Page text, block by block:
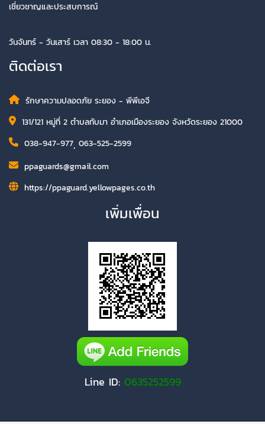
เชี่ยวชาญและประสบการณ์
วันจันทร์ - วันเสาร์ เวลา 08:30 - 18:00 น.
ติดต่อเรา
รักษาความปลอดภัย ระยอง - พีพีเอจี
131/121 หมู่ที่ 2 ตำบลทับมา อำเภอเมืองระยอง จังหวัดระยอง 21000
038-947-977, 063-525-2599
ppaguards@gmail.com
https://ppaguard.yellowpages.co.th
เพิ่มเพื่อน
Line ID: 0635252599